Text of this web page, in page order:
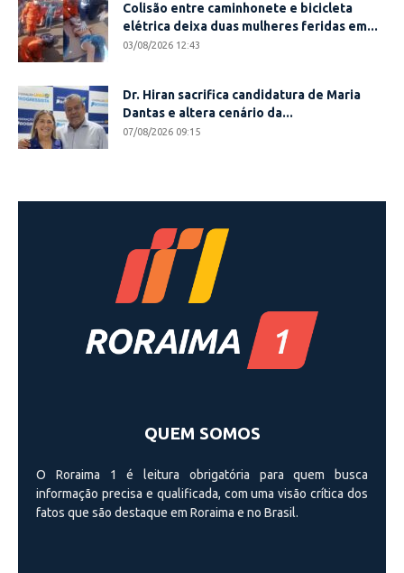
Colisão entre caminhonete e bicicleta
elétrica deixa duas mulheres feridas em...
03/08/2026 12:43
Dr. Hiran sacrifica candidatura de Maria
Dantas e altera cenário da...
07/08/2026 09:15
QUEM SOMOS
O Roraima 1 é leitura obrigatória para quem busca
informação precisa e qualificada, com uma visão crí­tica dos
fatos que são destaque em Roraima e no Brasil.